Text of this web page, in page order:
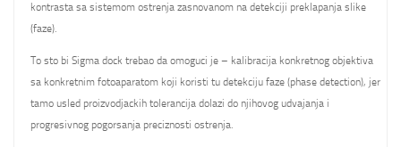
kontrasta sa sistemom ostrenja zasnovanom na detekciji preklapanja slike
(faze).
To sto bi Sigma dock trebao da omoguci je – kalibracija konkretnog objektiva
sa konkretnim fotoaparatom koji koristi tu detekciju faze (phase detection), jer
tamo usled proizvodjackih tolerancija dolazi do njihovog udvajanja i
progresivnog pogorsanja preciznosti ostrenja.